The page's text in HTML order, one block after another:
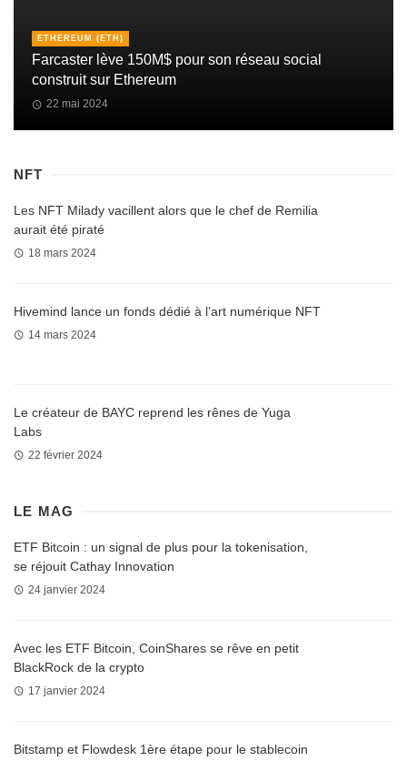
ETHEREUM (ETH)
Farcaster lève 150M$ pour son réseau social
construit sur Ethereum
22 mai 2024
NFT
Les NFT Milady vacillent alors que le chef de Remilia
aurait été piraté
18 mars 2024
Hivemind lance un fonds dédié à l’art numérique NFT
14 mars 2024
Le créateur de BAYC reprend les rênes de Yuga
Labs
22 février 2024
LE MAG
ETF Bitcoin : un signal de plus pour la tokenisation,
se réjouit Cathay Innovation
24 janvier 2024
Avec les ETF Bitcoin, CoinShares se rêve en petit
BlackRock de la crypto
17 janvier 2024
Bitstamp et Flowdesk 1ère étape pour le stablecoin